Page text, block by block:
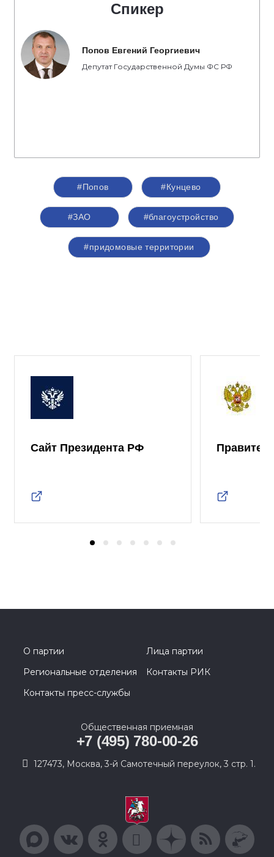
Спикер
Попов Евгений Георгиевич
Депутат Государственной Думы ФС РФ
#Попов #Кунцево
#ЗАО #благоустройство
#придомовые территории
Сайт Президента РФ
О партии
Лица партии
Региональные отделения
Контакты РИК
Контакты пресс-службы
Общественная приемная
+7 (495) 780-00-26
127473, Москва, 3-й Самотечный переулок, 3 стр. 1.